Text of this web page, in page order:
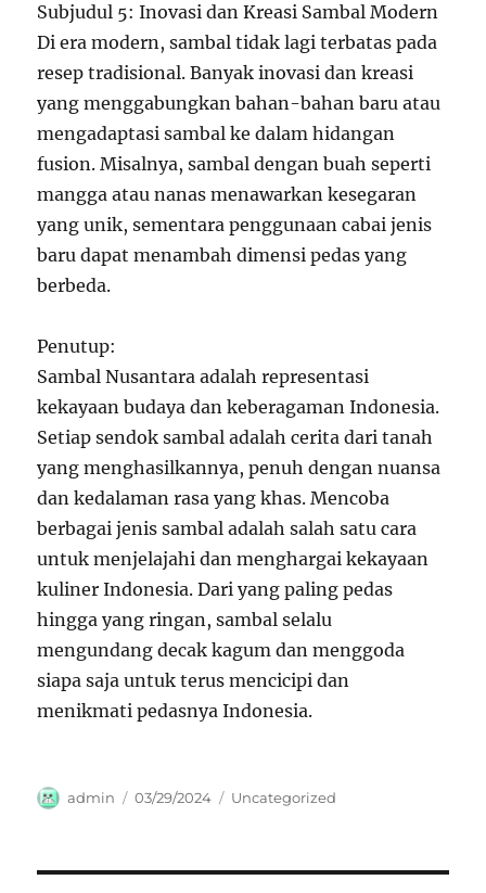
Subjudul 5: Inovasi dan Kreasi Sambal Modern
Di era modern, sambal tidak lagi terbatas pada
resep tradisional. Banyak inovasi dan kreasi
yang menggabungkan bahan-bahan baru atau
mengadaptasi sambal ke dalam hidangan
fusion. Misalnya, sambal dengan buah seperti
mangga atau nanas menawarkan kesegaran
yang unik, sementara penggunaan cabai jenis
baru dapat menambah dimensi pedas yang
berbeda.
Penutup:
Sambal Nusantara adalah representasi
kekayaan budaya dan keberagaman Indonesia.
Setiap sendok sambal adalah cerita dari tanah
yang menghasilkannya, penuh dengan nuansa
dan kedalaman rasa yang khas. Mencoba
berbagai jenis sambal adalah salah satu cara
untuk menjelajahi dan menghargai kekayaan
kuliner Indonesia. Dari yang paling pedas
hingga yang ringan, sambal selalu
mengundang decak kagum dan menggoda
siapa saja untuk terus mencicipi dan
menikmati pedasnya Indonesia.
Author
admin
Posted
03/29/2024 Categories
Uncategorized